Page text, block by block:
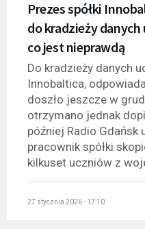
Prezes spółki
do kradzieży
co jest nieprawdą
Do kradzieży danych
Innobaltica,
doszło jeszcze w
otrzymano jednak
później Radio Gdańsk
pracownik spółki
kilkuset uczniów z
27 stycznia 2026 - 17:10